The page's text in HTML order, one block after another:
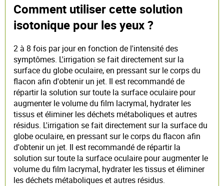
Comment utiliser cette solution
isotonique pour les yeux ?
2 à 8 fois par jour en fonction de l'intensité des
symptômes. L'irrigation se fait directement sur la
surface du globe oculaire, en pressant sur le corps du
flacon afin d'obtenir un jet. Il est recommandé de
répartir la solution sur toute la surface oculaire pour
augmenter le volume du film lacrymal, hydrater les
tissus et éliminer les déchets métaboliques et autres
résidus. L'irrigation se fait directement sur la surface du
globe oculaire, en pressant sur le corps du flacon afin
d'obtenir un jet. Il est recommandé de répartir la
solution sur toute la surface oculaire pour augmenter le
volume du film lacrymal, hydrater les tissus et éliminer
les déchets métaboliques et autres résidus.